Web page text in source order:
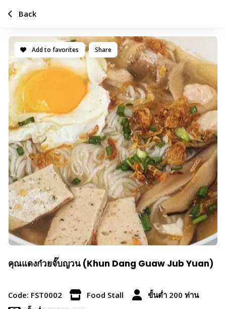
Add to favorites Share
คุณแดงก๋วยจั๊บญวน (Khun Dang Guaw Jub Yuan)
Code: FST0002 Food Stall
ขั้นต่ำ 200 ท่าน
Back